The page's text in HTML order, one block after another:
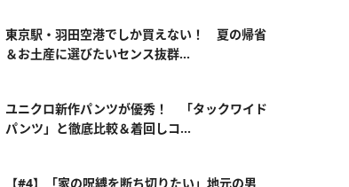
東京駅・羽田空港でしか買えない！ 夏の帰省
＆お土産に選びたいセンス抜群...
ユニクロ新作パンツが優秀！ 「タックワイド
パンツ」と徹底比較＆着回しコ...
【#4】「家の呪縛を断ち切りたい」地元の男